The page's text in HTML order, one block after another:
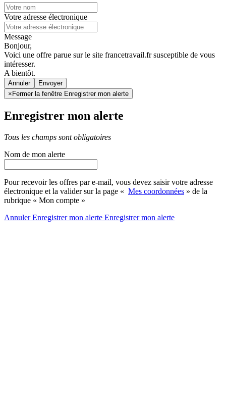
Votre adresse électronique
Message
Bonjour,
Voici une offre parue sur le site francetravail.fr susceptible de vous
intéresser.
A bientôt.
Annuler
× Fermer la fenêtre Enregistrer mon alerte
Enregistrer mon alerte
Tous les champs sont obligatoires
Nom de mon alerte
Pour recevoir les offres par e-mail, vous devez saisir votre adresse
électronique et la valider sur la page « Mes coordonnées » de la
rubrique « Mon compte »
AnnulerEnregistrer mon alerte Enregistrermon alerte